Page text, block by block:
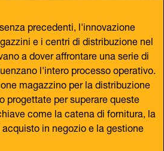
precedenti, l'innovazione
e i centri di distribuzione nel
a dover affrontare una serie di
l'intero processo operativo.
magazzino per la distribuzione
progettate per superare queste
come la catena di fornitura, la
in negozio e la gestione